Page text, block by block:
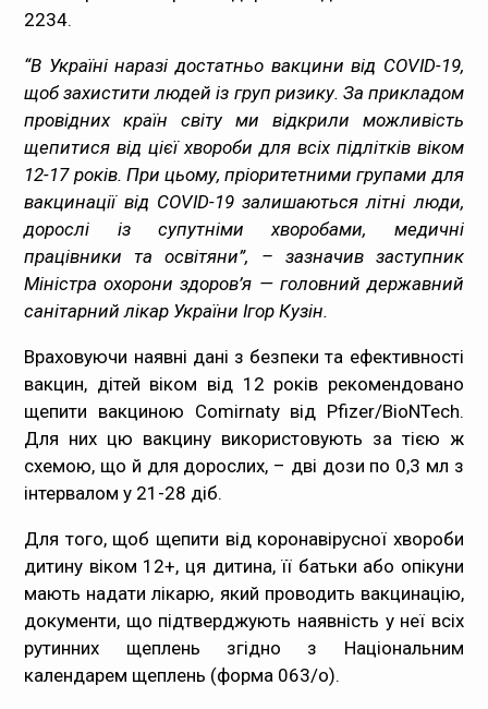
2234.
“В Україні наразі достатньо вакцини від COVID-19,
щоб захистити людей із груп ризику. За прикладом
провідних країн світу ми відкрили можливість
щепитися від цієї хвороби для всіх підлітків віком
12-17 років. При цьому, пріоритетними групами для
вакцинації від COVID-19 залишаються літні люди,
дорослі із супутніми хворобами, медичні
працівники та освітяни”, – зазначив заступник
Міністра охорони здоров’я — головний державний
санітарний лікар України Ігор Кузін.
Враховуючи наявні дані з безпеки та ефективності
вакцин, дітей віком від 12 років рекомендовано
щепити вакциною Comirnaty від Pfizer/BioNTech.
Для них цю вакцину використовують за тією ж
схемою, що й для дорослих, – дві дози по 0,3 мл з
інтервалом у 21-28 діб.
Для того, щоб щепити від коронавірусної хвороби
дитину віком 12+, ця дитина, її батьки або опікуни
мають надати лікарю, який проводить вакцинацію,
документи, що підтверджують наявність у неї всіх
рутинних щеплень згідно з Національним
календарем щеплень (форма 063/о).